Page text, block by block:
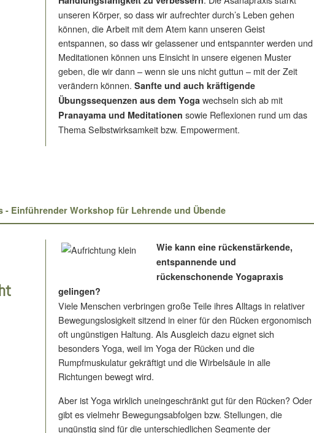
unseren Körper, so dass wir aufrechter durch’s Leben gehen
können, die Arbeit mit dem Atem kann unseren Geist
entspannen, so dass wir gelassener und entspannter werden und
Meditationen können uns Einsicht in unsere eigenen Muster
geben, die wir dann – wenn sie uns nicht guttun – mit der Zeit
verändern können. Sanfte und auch kräftigende
Übungssequenzen aus dem Yoga wechseln sich ab mit
Pranayama und Meditationen sowie Reflexionen rund um das
Thema Selbstwirksamkeit bzw. Empowerment.
- Einführender Workshop für Lehrende und Übende
Wie kann eine rückenstärkende,
entspannende und
rückenschonende Yogapraxis
gelingen?
Viele Menschen verbringen große Teile ihres Alltags in relativer
Bewegungslosigkeit sitzend in einer für den Rücken ergonomisch
oft ungünstigen Haltung. Als Ausgleich dazu eignet sich
besonders Yoga, weil im Yoga der Rücken und die
Rumpfmuskulatur gekräftigt und die Wirbelsäule in alle
Richtungen bewegt wird.
Aber ist Yoga wirklich uneingeschränkt gut für den Rücken? Oder
gibt es vielmehr Bewegungsabfolgen bzw. Stellungen, die
ungünstig sind für die unterschiedlichen Segmente der